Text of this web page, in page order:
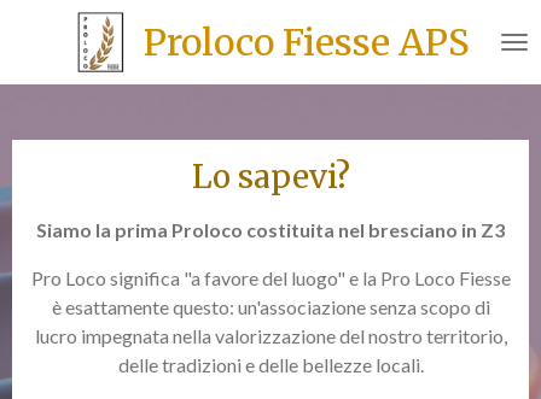
contenuto
Proloco Fiesse APS
Lo sapevi?
Siamo la prima Proloco costituita nel bresciano in Z3
Pro Loco significa "a favore del luogo" e la Pro Loco Fiesse
è esattamente questo: un'associazione senza scopo di
lucro impegnata nella valorizzazione del nostro territorio,
delle tradizioni e delle bellezze locali.